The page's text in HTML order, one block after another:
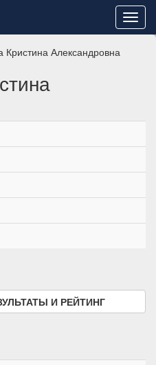
Кристина Александровна
И РЕЙТИНГ